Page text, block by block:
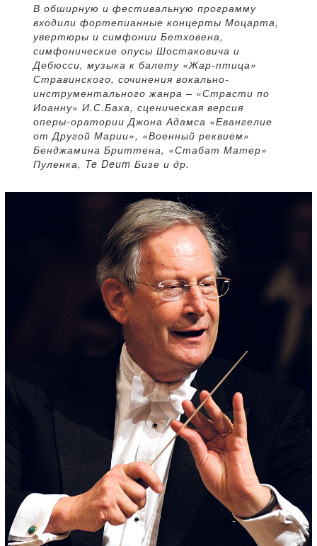
В обширную и фестивальную программу
входили фортепианные концерты Моцарта,
увертюры и симфонии Бетховена,
симфонические опусы Шостаковича и
Дебюсси, музыка к балету «Жар-птица»
Стравинского, сочинения вокально-
инструментального жанра – «Страсти по
Иоанну» И.С.Баха, сценическая версия
оперы-оратории Джона Адамса «Евангелие
от Другой Марии», «Военный реквием»
Бенджамина Бриттена, «Стабат Матер»
Пуленка, Te Deum Бизе и др.